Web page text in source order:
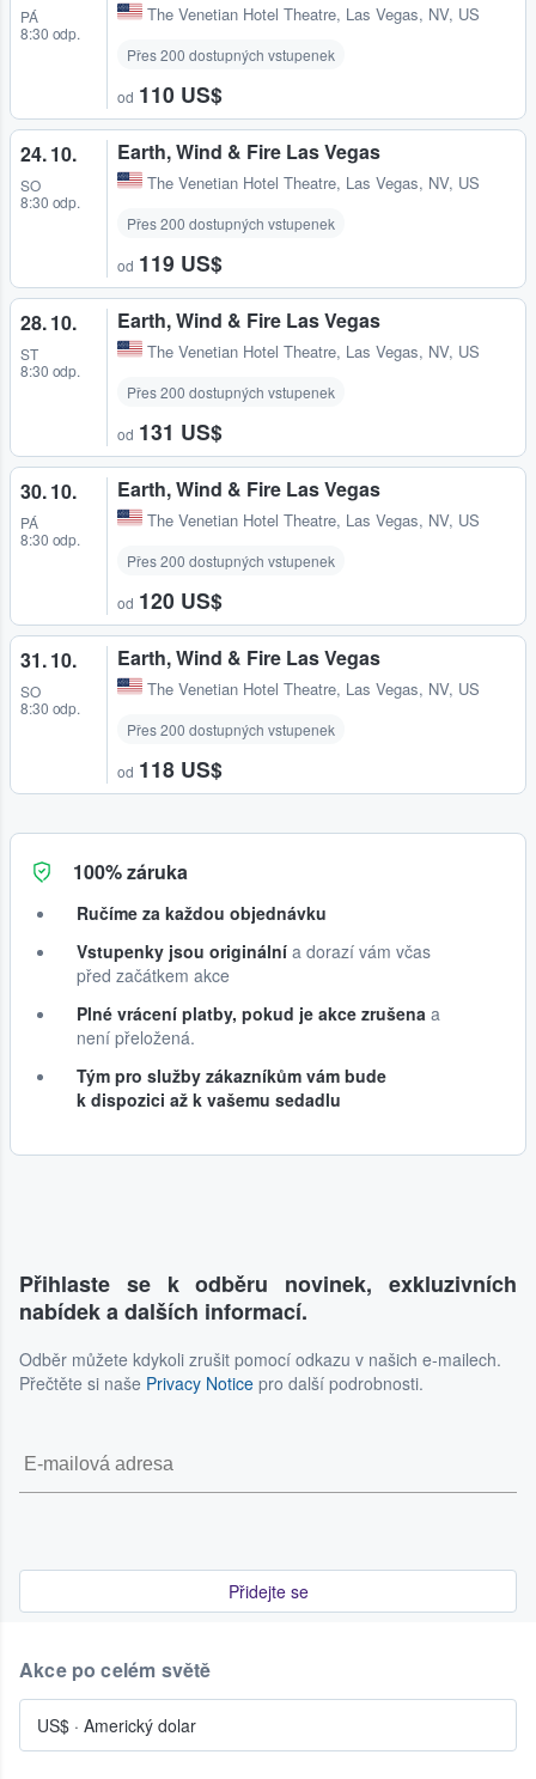
PÁ
8:30 odp.
The Venetian Hotel Theatre, Las Vegas, NV, US
Přes 200 dostupných vstupenek
od 110 US$
24. 10.
SO
8:30 odp.
Earth, Wind & Fire Las Vegas
The Venetian Hotel Theatre, Las Vegas, NV, US
Přes 200 dostupných vstupenek
od 119 US$
28. 10.
ST
8:30 odp.
Earth, Wind & Fire Las Vegas
The Venetian Hotel Theatre, Las Vegas, NV, US
Přes 200 dostupných vstupenek
od 131 US$
30. 10.
PÁ
8:30 odp.
Earth, Wind & Fire Las Vegas
The Venetian Hotel Theatre, Las Vegas, NV, US
Přes 200 dostupných vstupenek
od 120 US$
31. 10.
SO
8:30 odp.
Earth, Wind & Fire Las Vegas
The Venetian Hotel Theatre, Las Vegas, NV, US
Přes 200 dostupných vstupenek
od 118 US$
100% záruka
Ručíme za každou objednávku
Vstupenky jsou originální a dorazí vám včas
před začátkem akce
Plné vrácení platby, pokud je akce zrušena a
není přeložená.
Tým pro služby zákazníkům vám bude
k dispozici až k vašemu sedadlu
Přihlaste se k odběru novinek, exkluzivních
nabídek a dalších informací.
Odběr můžete kdykoli zrušit pomocí odkazu v našich e-mailech.
Přečtěte si naše Privacy Notice pro další podrobnosti.
Přidejte se
Akce po celém světě
US$ · Americký dolar